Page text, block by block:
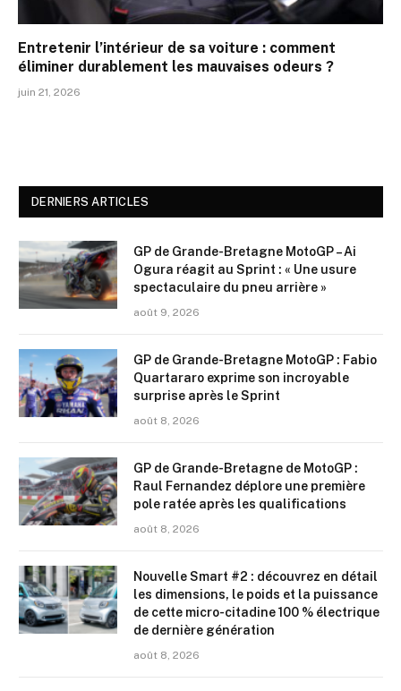
Entretenir l’intérieur de sa voiture : comment
éliminer durablement les mauvaises odeurs ?
juin 21, 2026
DERNIERS ARTICLES
GP de Grande-Bretagne MotoGP – Ai
Ogura réagit au Sprint : « Une usure
spectaculaire du pneu arrière »
août 9, 2026
GP de Grande-Bretagne MotoGP : Fabio
Quartararo exprime son incroyable
surprise après le Sprint
août 8, 2026
GP de Grande-Bretagne de MotoGP :
Raul Fernandez déplore une première
pole ratée après les qualifications
août 8, 2026
Nouvelle Smart #2 : découvrez en détail
les dimensions, le poids et la puissance
de cette micro-citadine 100 % électrique
de dernière génération
août 8, 2026